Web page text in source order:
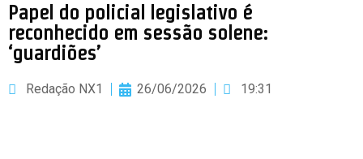
Papel do policial legislativo é
reconhecido em sessão solene:
‘guardiões’
Redação NX1 26/06/2026 19:31